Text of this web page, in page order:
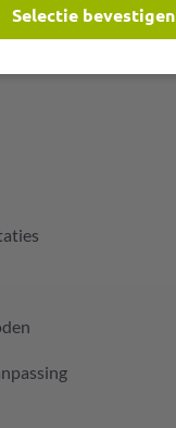
Selectie bevestigen